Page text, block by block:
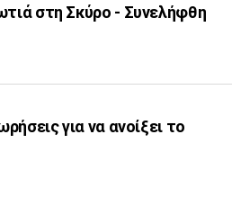
στη Σκύρο - Συνελήφθη
για να ανοίξει το